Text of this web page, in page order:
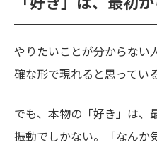
やりたいことが分からない
確な形で現れると思っている
でも、本物の「好き」は、
振動でしかない。「なんか